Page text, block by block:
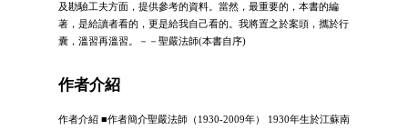
及勘驗工夫方面，提供參考的資料。當然，最重要的，本書的編
著，是給讀者看的，更是給我自己看的。我將置之於案頭，攜於行
囊，溫習再溫習。－－聖嚴法師(本書自序)
作者介紹
作者介紹 ■作者簡介聖嚴法師（1930-2009年） 1930年生於江蘇南